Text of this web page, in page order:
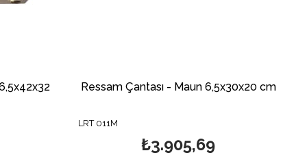
Ressam Çantası - Maun 6,5x30x20 cm
LRT 011M
₺3.905,69